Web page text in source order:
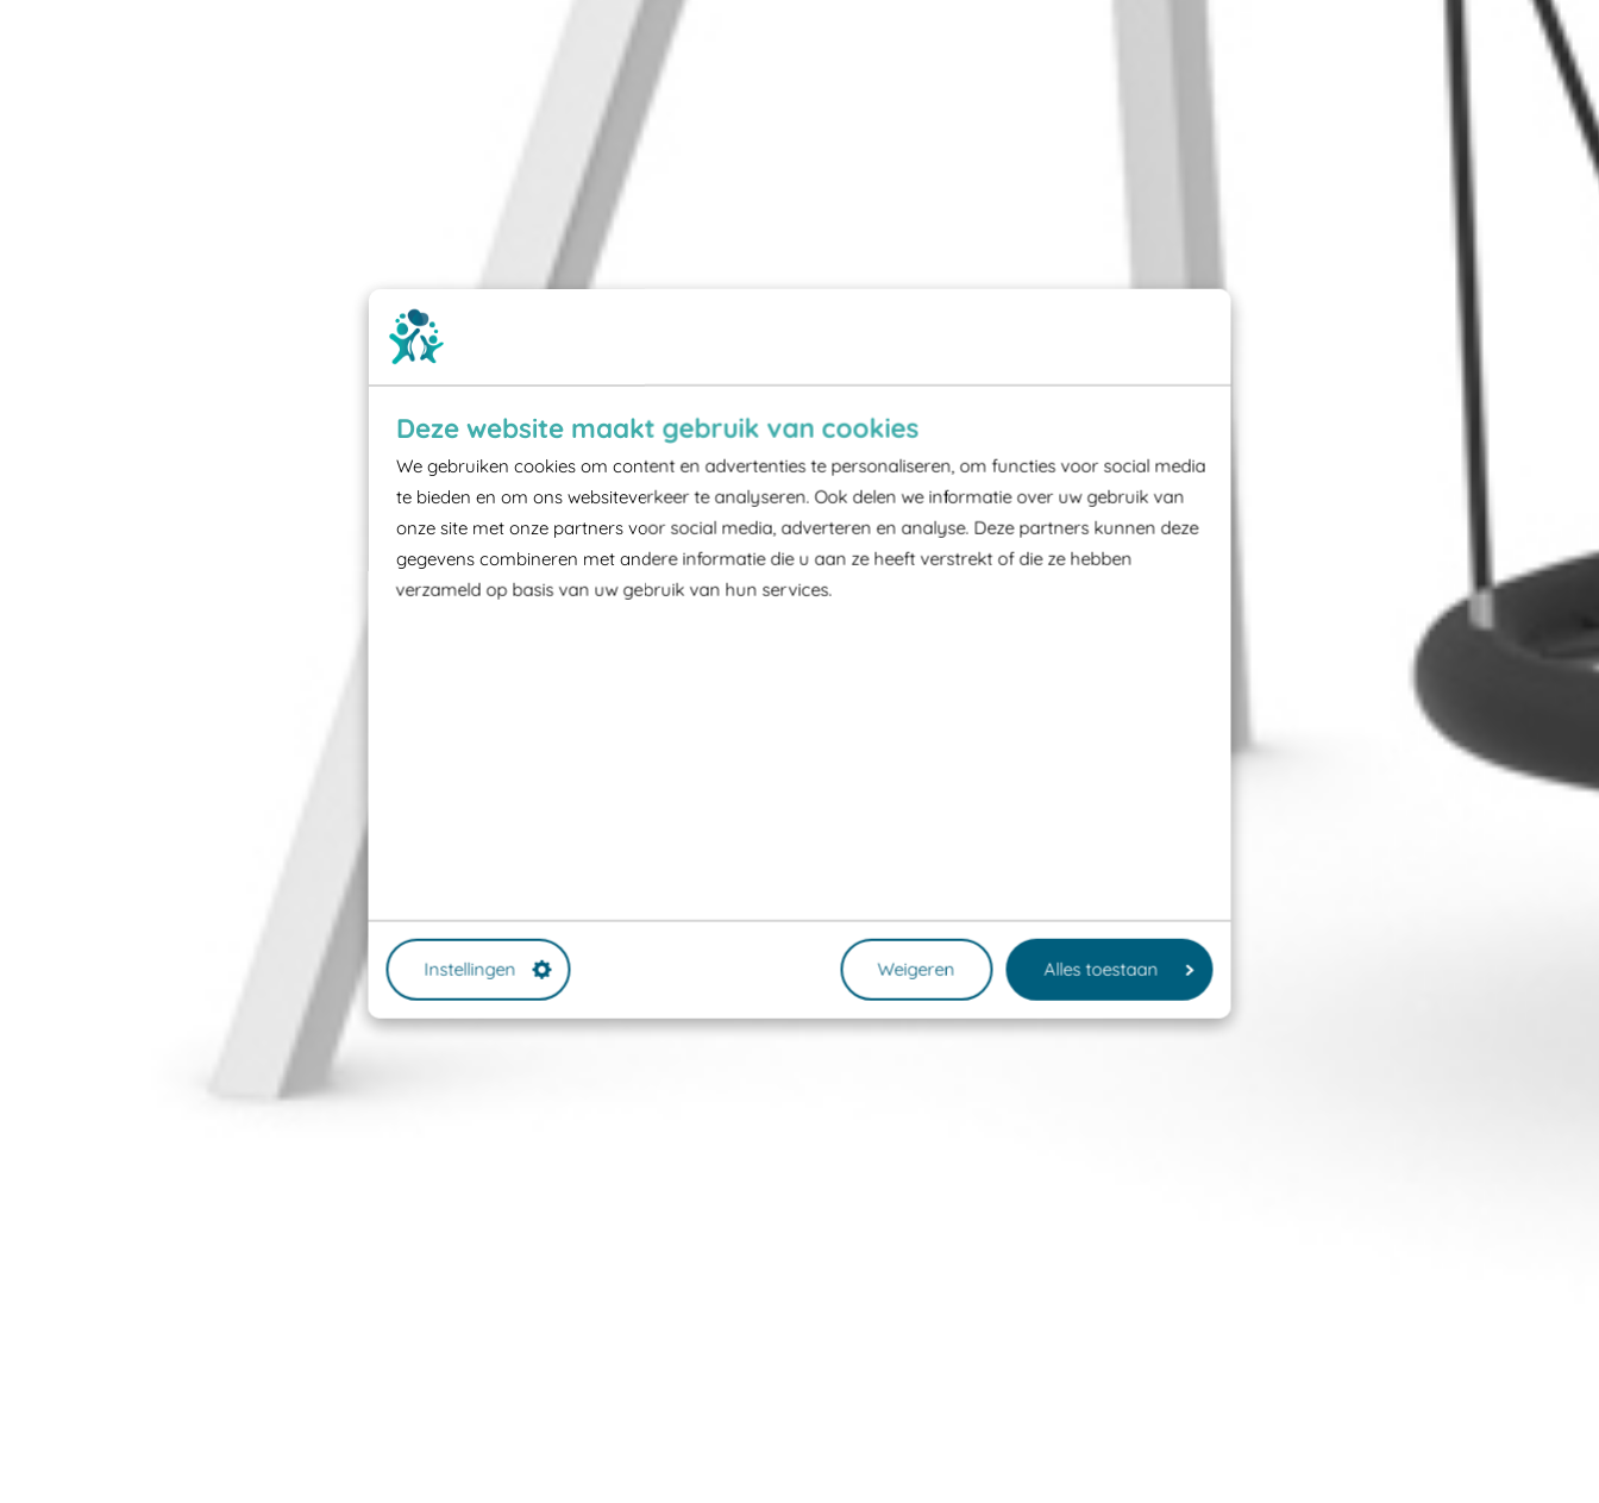
Deze website maakt gebruik van cookies
We gebruiken cookies om content en advertenties te personaliseren, om functies voor social media
te bieden en om ons websiteverkeer te analyseren. Ook delen we informatie over uw gebruik van
onze site met onze partners voor social media, adverteren en analyse. Deze partners kunnen deze
gegevens combineren met andere informatie die u aan ze heeft verstrekt of die ze hebben
verzameld op basis van uw gebruik van hun services.
Instellingen Weigeren Alles toestaan